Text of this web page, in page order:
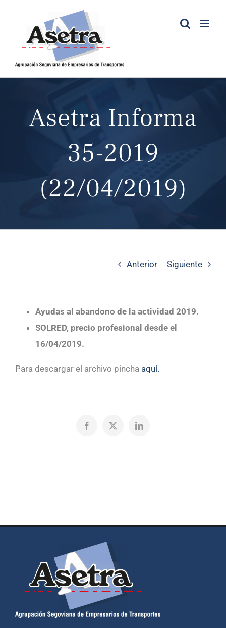
contenido
Asetra Informa
35-2019
(22/04/2019)
Anterior Siguiente
Ayudas al abandono de la actividad 2019.
SOLRED, precio profesional desde el
16/04/2019.
Para descargar el archivo pincha aquí.
Facebook
X LinkedIn